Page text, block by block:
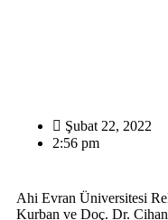
Şubat 22, 2022
2:56 pm
Ahi Evran Üniversitesi
Kurban ve Doç. Dr.